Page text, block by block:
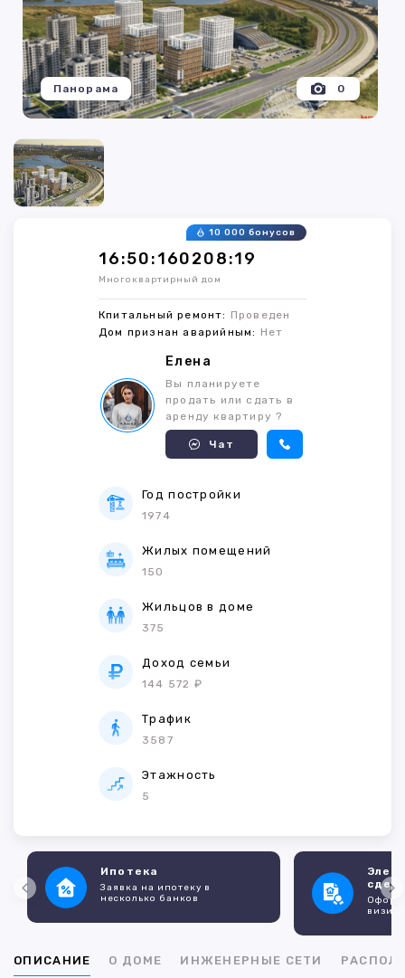
0
Панорама
16:50:160208:19
10 000 бонусов
Многоквартирный дом
Кпитальный ремонт: Проведен
Дом признан аварийным: Нет
Елена
Вы планируете
продать или сдать в
аренду квартиру ?
Чат
Год постройки
1974
Жилых помещений
150
Жильцов в доме
375
Доход семьи
144 572 ₽
Трафик
3587
Этажность
5
Ипотека
Заявка на ипотеку в
несколько банков
ОПИСАНИЕ О ДОМЕ ИНЖЕНЕРНЫЕ СЕТИ